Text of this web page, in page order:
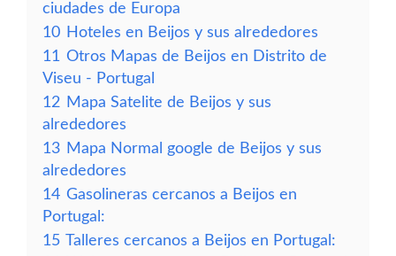
ciudades de Europa
10 Hoteles en Beijos y sus alrededores
11 Otros Mapas de Beijos en Distrito de
Viseu - Portugal
12 Mapa Satelite de Beijos y sus
alrededores
13 Mapa Normal google de Beijos y sus
alrededores
14 Gasolineras cercanos a Beijos en
Portugal:
15 Talleres cercanos a Beijos en Portugal: